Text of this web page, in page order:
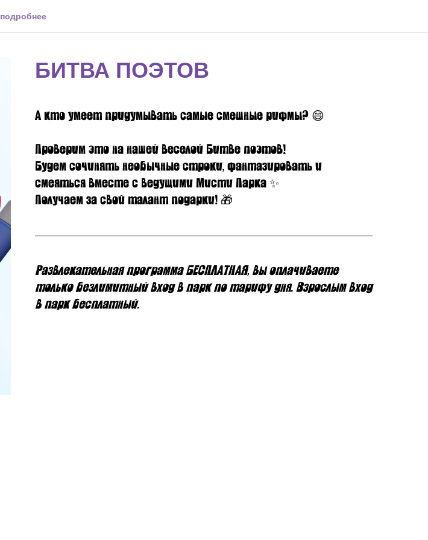
подробнее
БИТВА ПОЭТОВ
А кто умеет придумывать самые смешные рифмы? 😄
Проверим это на нашей веселой Битве поэтов!
Будем сочинять необычные строки, фантазировать и
смеяться вместе с ведущими Мисти Парка ✨
Получаем за свой талант подарки! 🎁
Развлекательная программа БЕСПЛАТНАЯ, вы оплачиваете
только безлимитный вход в парк по тарифу дня. Взрослым вход
в парк бесплатный.